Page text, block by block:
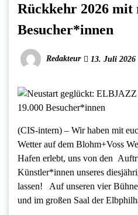
Rückkehr 2026 mit
Besucher*innen
Redakteur 13. Juli 2026
(CIS-intern) – Wir haben mit
Wetter auf dem Blohm+Voss
Hafen erlebt, uns von den
Künstler*innen unseres
lassen! Auf unseren vier
und im großen Saal der